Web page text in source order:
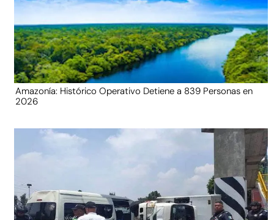
Amazonía: Histórico Operativo Detiene a 839 Personas en
2026